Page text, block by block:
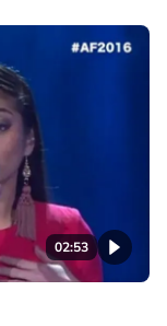
02:53